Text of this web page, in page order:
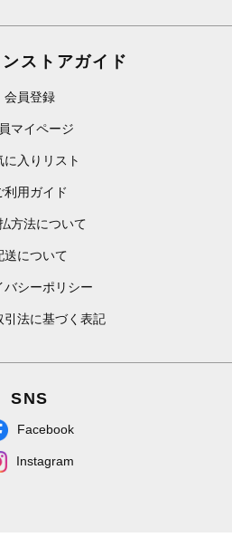
ストアガイド
会員登録
マイページ
に入りリスト
利用ガイド
方法について
送について
バシーポリシー
引法に基づく表記
SNS
Facebook
Instagram